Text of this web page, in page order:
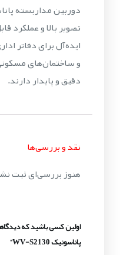
تصویر بالا و عملکرد
ایده‌آل برای دفاتر
و ساختمان‌های
دقیق و پایدار دارند.
نقد و بررسی‌ها
هنوز بررسی‌ای ثبت
اولین کسی باشید که
پاناسونیک WV-S2130”